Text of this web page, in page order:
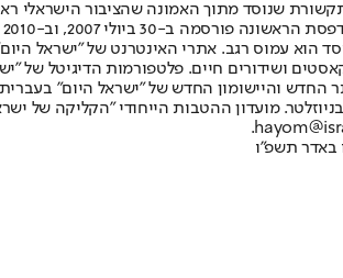
שנוסד מתוך האמונה שהציבור הישראלי
ושידורים חיים. פלטפורמות הדיגיטל של
האתר החדש והיישומון החדש של "ישראל היום"
מועדון ההטבות הייחודי "הקליקה של
באדר תשפ"ו